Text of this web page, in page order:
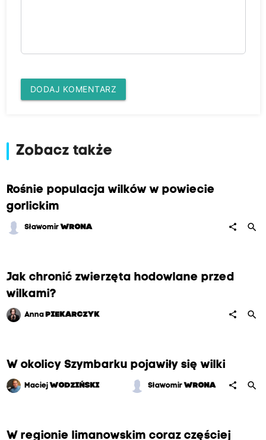
DODAJ KOMENTARZ
Zobacz także
Rośnie populacja wilków w powiecie
gorlickim
Sławomir WRONA share search
Jak chronić zwierzęta hodowlane przed
wilkami?
Anna PIEKARCZYK share search
W okolicy Szymbarku pojawiły się wilki
Maciej WODZIŃSKI Sławomir WRONA share search
W regionie limanowskim coraz częściej